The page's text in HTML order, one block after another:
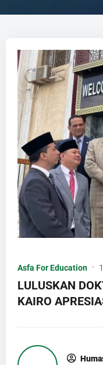
Asfa For Education
LULUSKAN
KAIRO